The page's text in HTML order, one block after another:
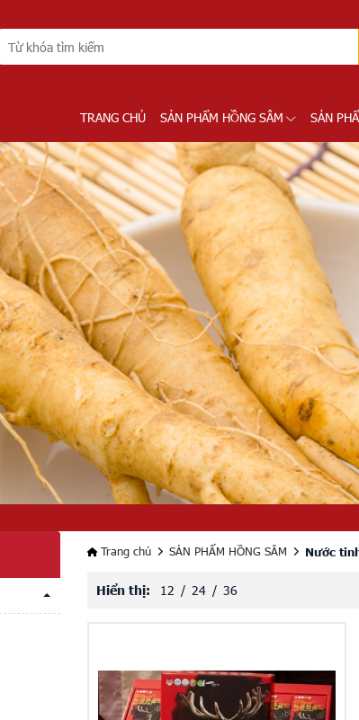
TRANG CHỦ SẢN PHẨM HỒNG SÂM SẢN
Trang chủ SẢN PHẨM HỒNG SÂM Nước
Hiển thị: 12 / 24 / 36